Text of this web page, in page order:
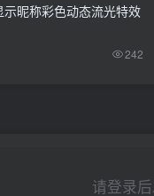
昵称彩色动态流光特效
242
请登录